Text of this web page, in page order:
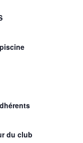
du club